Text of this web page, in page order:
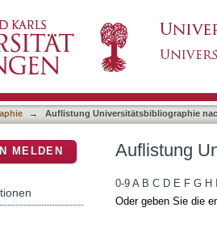
→ Auflistung Universitätsbibliographie
Auflistung
0-9 A B C D E F G H
Oder geben Sie die
MELDEN